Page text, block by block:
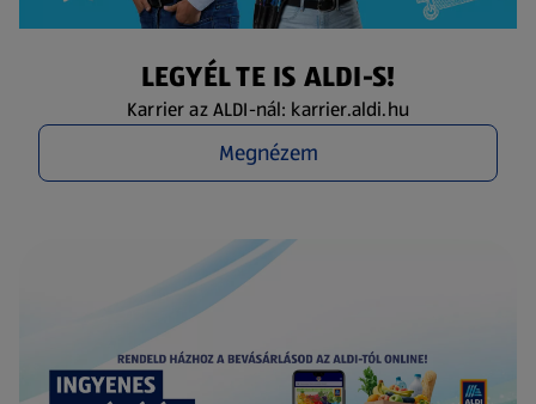
LEGYÉL TE IS ALDI-S!
Karrier az ALDI-nál: karrier.aldi.hu
Megnézem